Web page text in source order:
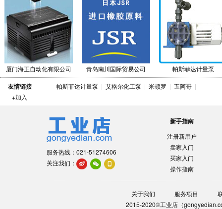
厦门海正自动化有限公司 青岛南川国际贸易公司 帕斯菲达计量泵
友情链接
+加入
帕斯菲达计量泵 | 艾格尔化工泵 | 米顿罗 | 五阿哥 |
服务热线：021-51274606
关注我们：
新手指南
注册新用户
卖家入门
买家入门
操作指南
关于我们 服务项目
2015-2020©工业店（